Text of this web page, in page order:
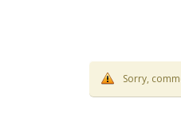
Sorry,